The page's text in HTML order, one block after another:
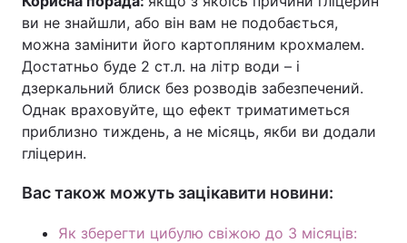
ви не знайшли, або він вам не подобається,
можна замінити його картопляним крохмалем.
Достатньо буде 2 ст.л. на літр води – і
дзеркальний блиск без розводів забезпечений.
Однак враховуйте, що ефект триматиметься
приблизно тиждень, а не місяць, якби ви додали
гліцерин.
Вас також можуть зацікавити новини:
Як зберегти цибулю свіжою до 3 місяців: